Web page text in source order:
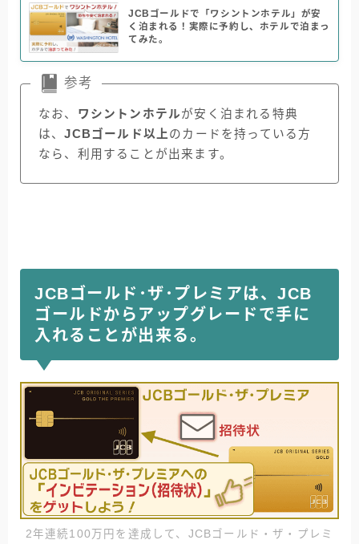
JCBゴールドで「ワシントンホテル」が安
く泊まれる！実際に予約し、ホテルで泊まっ
てみた。
参考
なお、 ワシントンホテルが安く泊まれる特典
は、JCBゴールド以上 のカードを持っている方
なら、利用することが出来ます。
JCBゴールド･ザ･プレミアは、JCB
ゴールドからアップグレードで手に
入れることが出来る。
2年連続100万円を達成して、JCBゴールド・ザ・プレミ